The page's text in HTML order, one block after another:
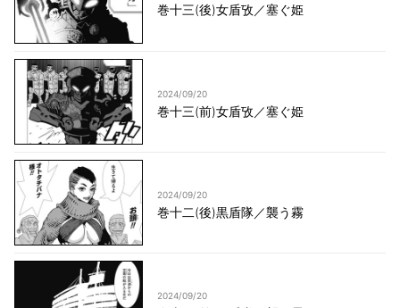
巻十三(後)女盾攷／塞ぐ姫
2024/09/20
巻十三(前)女盾攷／塞ぐ姫
2024/09/20
巻十二(後)黒盾隊／襲う霧
2024/09/20